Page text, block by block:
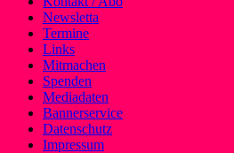
Newsletta
Termine
Links
Mitmachen
Spenden
Mediadaten
Bannerservice
Datenschutz
Impressum